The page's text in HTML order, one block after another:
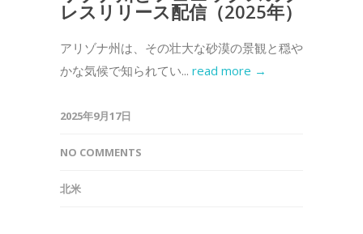
レスリリース配信（2025年）
アリゾナ州は、その壮大な砂漠の景観と穏や
かな気候で知られてい... read more →
2025年9月17日
NO COMMENTS
北米